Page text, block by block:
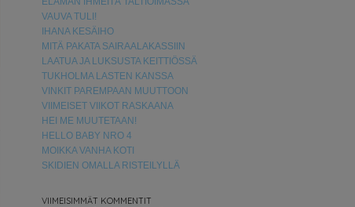
VAUVA TULI!
IHANA KESÄIHO
MITÄ PAKATA SAIRAALAKASSIIN
LAATUA JA LUKSUSTA KEITTIÖSSÄ
TUKHOLMA LASTEN KANSSA
VINKIT PAREMPAAN MUUTTOON
VIIMEISET VIIKOT RASKAANA
HEI ME MUUTETAAN!
HELLO BABY NRO 4
MOIKKA VANHA KOTI
SKIDIEN OMALLA RISTEILYLLÄ
VIIMEISIMMÄT KOMMENTIT